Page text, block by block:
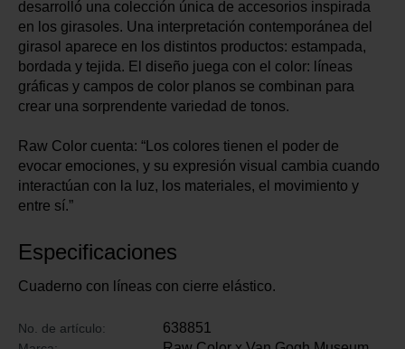
desarrolló una colección única de accesorios inspirada
en los girasoles. Una interpretación contemporánea del
girasol aparece en los distintos productos: estampada,
bordada y tejida. El diseño juega con el color: líneas
gráficas y campos de color planos se combinan para
crear una sorprendente variedad de tonos.
Raw Color cuenta: “Los colores tienen el poder de
evocar emociones, y su expresión visual cambia cuando
interactúan con la luz, los materiales, el movimiento y
entre sí.”
Especificaciones
Cuaderno con líneas con cierre elástico.
No. de artículo: 638851